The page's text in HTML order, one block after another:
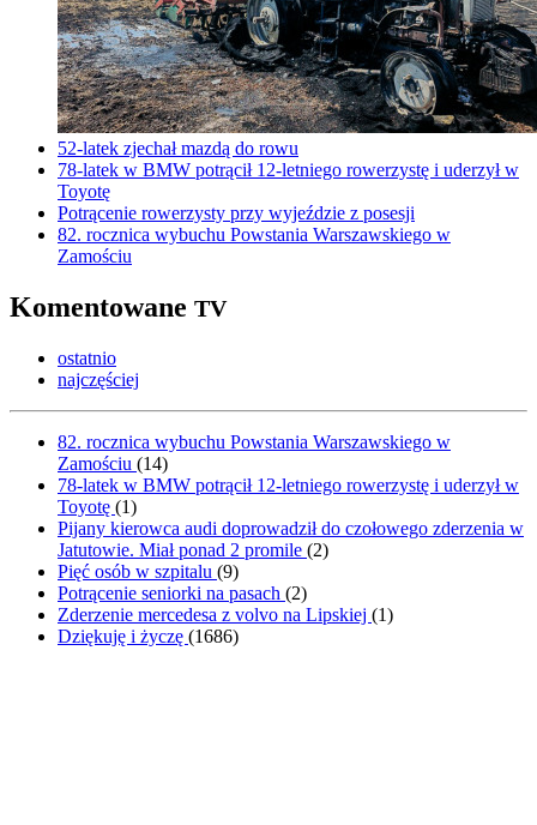
52-latek zjechał mazdą do rowu
78-latek w BMW potrącił 12-letniego rowerzystę i uderzył w
Toyotę
Potrącenie rowerzysty przy wyjeździe z posesji
82. rocznica wybuchu Powstania Warszawskiego w
Zamościu
Komentowane TV
ostatnio
najczęściej
82. rocznica wybuchu Powstania Warszawskiego w
Zamościu (14)
78-latek w BMW potrącił 12-letniego rowerzystę i uderzył w
Toyotę (1)
Pijany kierowca audi doprowadził do czołowego zderzenia w
Jatutowie. Miał ponad 2 promile (2)
Pięć osób w szpitalu (9)
Potrącenie seniorki na pasach (2)
Zderzenie mercedesa z volvo na Lipskiej (1)
Dziękuję i życzę (1686)